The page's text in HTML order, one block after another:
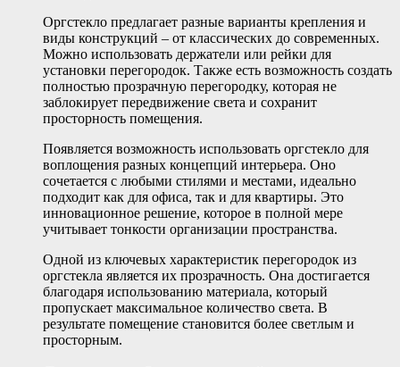
Оргстекло предлагает разные варианты крепления и
виды конструкций – от классических до современных.
Можно использовать держатели или рейки для
установки перегородок. Также есть возможность создать
полностью прозрачную перегородку, которая не
заблокирует передвижение света и сохранит
просторность помещения.
Появляется возможность использовать оргстекло для
воплощения разных концепций интерьера. Оно
сочетается с любыми стилями и местами, идеально
подходит как для офиса, так и для квартиры. Это
инновационное решение, которое в полной мере
учитывает тонкости организации пространства.
Одной из ключевых характеристик перегородок из
оргстекла является их прозрачность. Она достигается
благодаря использованию материала, который
пропускает максимальное количество света. В
результате помещение становится более светлым и
просторным.